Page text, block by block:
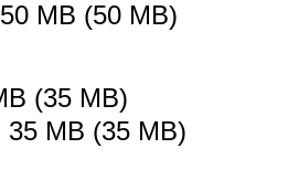
MB (50 MB)
(35 MB)
35 MB (35 MB)